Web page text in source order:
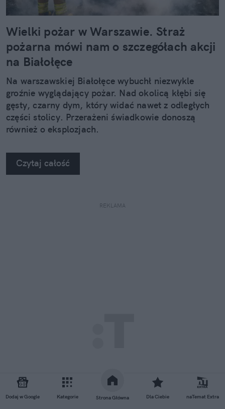
Dodaj w Google Kategorie Strona Główna Dla Ciebie naTemat Extra
Wielki pożar w Warszawie. Straż
pożarna mówi nam o szczegółach akcji
na Białołęce
Na warszawskiej Białołęce wybuchł niezwykle
groźnie wyglądający pożar. Nad okolicą kłębi się
gęsty, czarny dym, który widać nawet z odległych
części stolicy. Przerażeni świadkowie donoszą
również o eksplozjach.
Czytaj całość
REKLAMA